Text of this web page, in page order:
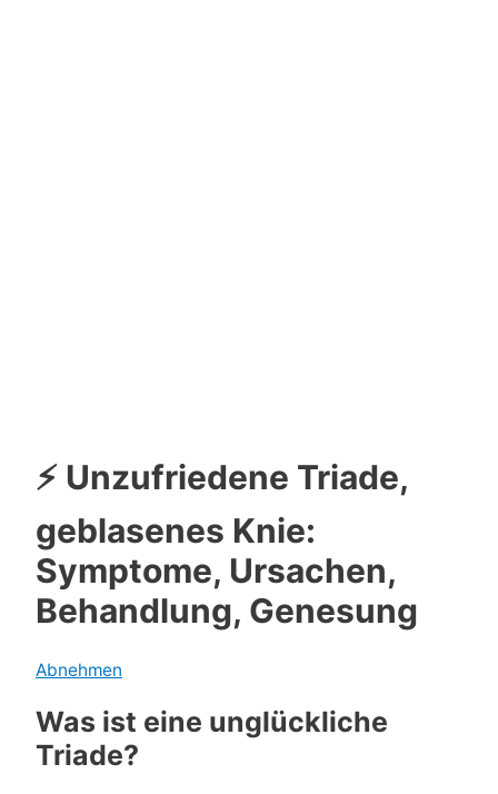
⚡ Unzufriedene Triade,
geblasenes Knie:
Symptome, Ursachen,
Behandlung, Genesung
Abnehmen
Was ist eine unglückliche
Triade?